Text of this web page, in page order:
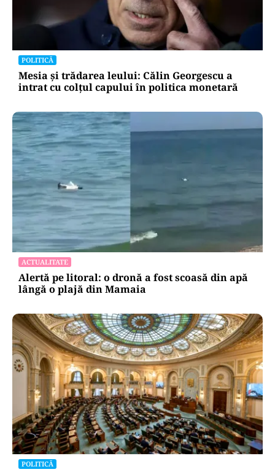
POLITICĂ
Mesia și trădarea leului: Călin Georgescu a
intrat cu colțul capului în politica monetară
ACTUALITATE
Alertă pe litoral: o dronă a fost scoasă din apă
lângă o plajă din Mamaia
POLITICĂ